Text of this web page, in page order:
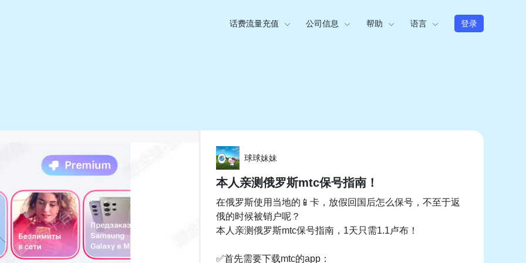
话费流量充值 公司信息 帮助 语言 登录
球球妹妹
本人亲测俄罗斯mtc保号指南！
在俄罗斯使用当地的📱卡，放假回国后怎么保号，不至于返
俄的时候被销户呢？
本人亲测俄罗斯mtc保号指南，1天只需1.1卢布！
✅首先需要下载mtc的app：